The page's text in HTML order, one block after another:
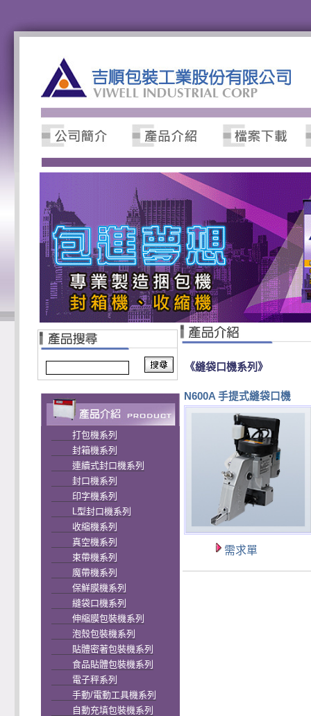
打包機系列
封箱機系列
連續式封口機系列
封口機系列
印字機系列
L型封口機系列
收縮機系列
真空機系列
束帶機系列
魔帶機系列
保鮮膜機系列
縫袋口機系列
伸縮膜包裝機系列
泡殼包裝機系列
貼體密著包裝機系列
食品貼體包裝機系列
電子秤系列
手動/電動工具機系列
自動充填包裝機系列
《縫袋口機系列》
N600A 手提式縫袋口機
需求單